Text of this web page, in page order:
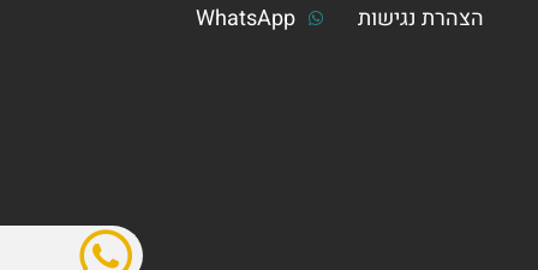
הצהרת נגישות
WhatsApp